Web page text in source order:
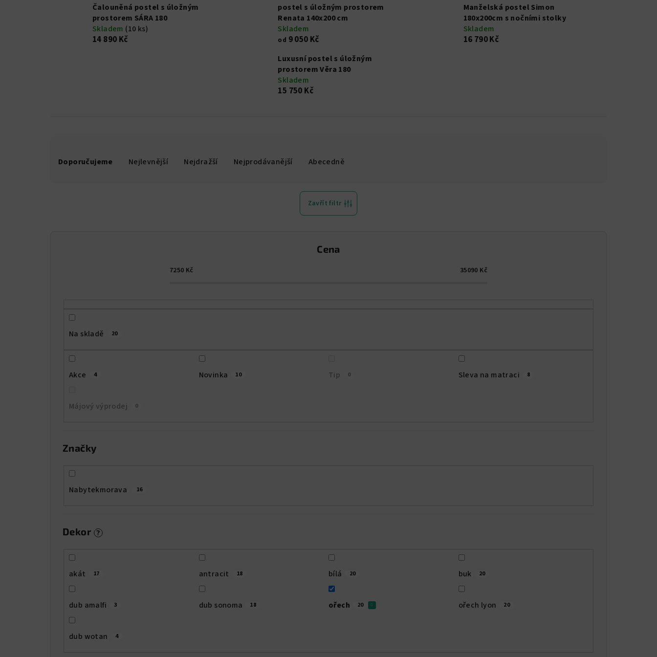
Čalouněná postel s úložným
prostorem SÁRA 180
Skladem (10 ks)
14 890 Kč
postel s úložným prostorem
Renata 140x200 cm
Skladem
od 9 050 Kč
Manželská postel Simon
180x200cm s nočními stolky
Skladem
16 790 Kč
Luxusní postel s úložným
prostorem Věra 180
Skladem
15 750 Kč
aDoporučujeme Nejlevnější Nejdražší Nejprodávanější Abecedně
Zavřít filtr
Cena
7250 Kč 35090 Kč
Na skladě 20
Akce 4 Novinka 10 Tip 0 Sleva na matraci 8
Májový výprodej 0
Značky
Nabytekmorava 16
Dekor ?
akát 17 antracit 18 bílá 20 buk 20
dub amalfi 3 dub sonoma 18 ořech 20 ořech lyon 20
dub wotan 4